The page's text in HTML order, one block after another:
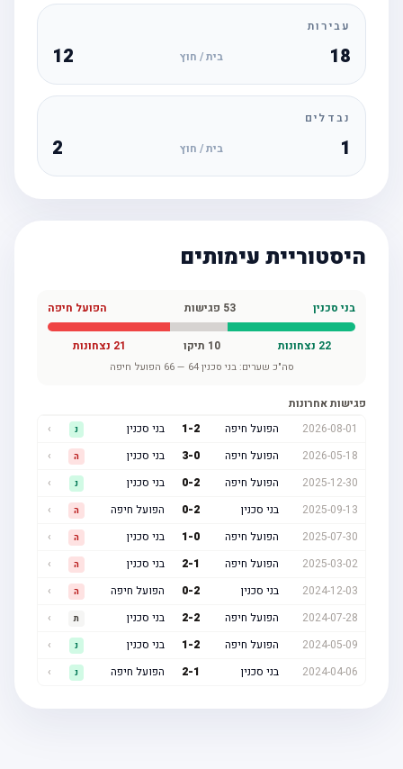
עבירות
18 בית / חוץ 12
נבדלים
בית / חוץ
היסטוריית עימותים
בני סכנין 53פגישות הפועל חיפה
22נצחונות 10תיקו נצחונות
סה"כ שערים:בני סכנין 64
—
66 הפועל חיפה
פגישות אחרונות
2026-08-01
הפועל חיפה 1- בני סכנין
2026-05-18
הפועל חיפה 3- בני סכנין
2025-12-30
הפועל חיפה 0- בני סכנין
2025-09-13
בני סכנין 0- הפועל חיפה
2025-07-30
הפועל חיפה 1- בני סכנין
2025-03-02
הפועל חיפה 2 בני סכנין
2024-12-03
בני סכנין 0- הפועל חיפה
2024-07-28
הפועל חיפה 2- בני סכנין
2024-05-09
הפועל חיפה 1- בני סכנין
2024-04-06
בני סכנין 2 הפועל חיפה